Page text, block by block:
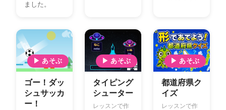
ました。
▶ あそぶ
ゴー！ダッ
シュサッカ
ー！
▶ あそぶ
タイピング
シューター
レッスンで作
▶ あそぶ
都道府県ク
イズ
レッスンで作